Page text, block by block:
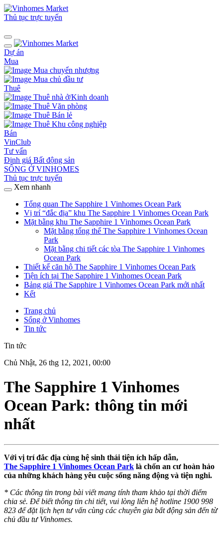
Thủ tục trực tuyến
Dự án
Mua
Mua chuyển nhượng
Mua chủ đầu tư
Thuê
Thuê nhà ở/Kinh doanh
Thuê Văn phòng
Thuê Bán lẻ
Thuê Khu công nghiệp
Bán
VinClub
Tư vấn
Định giá Bất động sản
SỐNG Ở VINHOMES
Thủ tục trực tuyến
Xem nhanh
Tổng quan The Sapphire 1 Vinhomes Ocean Park
Vị trí “đắc địa” khu The Sapphire 1 Vinhomes Ocean Park
Mặt bằng khu The Sapphire 1 Vinhomes Ocean Park
Mặt bằng tổng thể The Sapphire 1 Vinhomes Ocean
Park
Mặt bằng chi tiết các tòa The Sapphire 1 Vinhomes
Ocean Park
Thiết kế căn hộ The Sapphire 1 Vinhomes Ocean Park
Tiện ích tại The Sapphire 1 Vinhomes Ocean Park
Bảng giá The Sapphire 1 Vinhomes Ocean Park mới nhất
Kết
Trang chủ
Sống ở Vinhomes
Tin tức
Tin tức
Chủ Nhật, 26 thg 12, 2021, 00:00
The Sapphire 1 Vinhomes
Ocean Park: thông tin mới
nhất
Với vị trí đắc địa cùng hệ sinh thái tiện ích hấp dẫn,
The Sapphire 1 Vinhomes Ocean Park là chốn an cư hoàn hảo
của những khách hàng yêu cuộc sống năng động và tiện nghi.
* Các thông tin trong bài viết mang tính tham khảo tại thời điểm
chia sẻ. Để biết thông tin chi tiết, vui lòng liên hệ hotline 1900 998
823 để đặt lịch hẹn tư vấn cùng các chuyên gia bất động sản đến từ
chủ đầu tư Vinhomes.